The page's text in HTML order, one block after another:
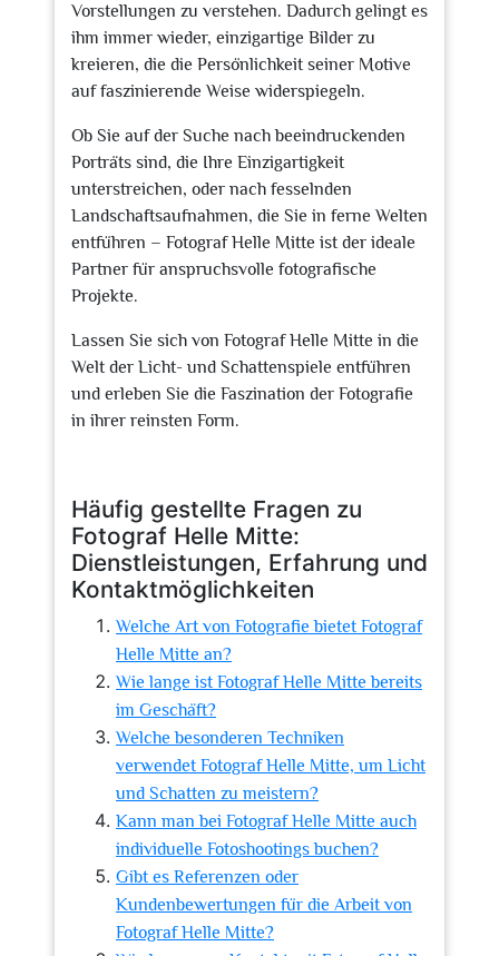
Vorstellungen zu verstehen. Dadurch gelingt es
ihm immer wieder, einzigartige Bilder zu
kreieren, die die Persönlichkeit seiner Motive
auf faszinierende Weise widerspiegeln.
Ob Sie auf der Suche nach beeindruckenden
Porträts sind, die Ihre Einzigartigkeit
unterstreichen, oder nach fesselnden
Landschaftsaufnahmen, die Sie in ferne Welten
entführen – Fotograf Helle Mitte ist der ideale
Partner für anspruchsvolle fotografische
Projekte.
Lassen Sie sich von Fotograf Helle Mitte in die
Welt der Licht- und Schattenspiele entführen
und erleben Sie die Faszination der Fotografie
in ihrer reinsten Form.
Häufig gestellte Fragen zu
Fotograf Helle Mitte:
Dienstleistungen, Erfahrung und
Kontaktmöglichkeiten
Welche Art von Fotografie bietet Fotograf
Helle Mitte an?
Wie lange ist Fotograf Helle Mitte bereits
im Geschäft?
Welche besonderen Techniken
verwendet Fotograf Helle Mitte, um Licht
und Schatten zu meistern?
Kann man bei Fotograf Helle Mitte auch
individuelle Fotoshootings buchen?
Gibt es Referenzen oder
Kundenbewertungen für die Arbeit von
Fotograf Helle Mitte?